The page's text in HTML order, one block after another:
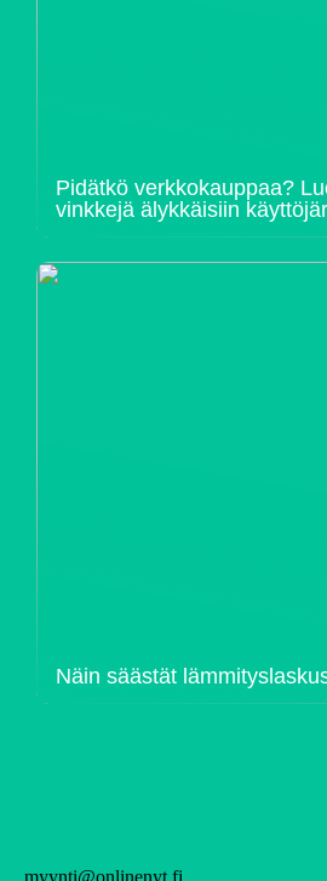
Pidätkö verkkokauppaa?
vinkkejä älykkäisiin
Näin säästät
myynti@onlinenyt.fi